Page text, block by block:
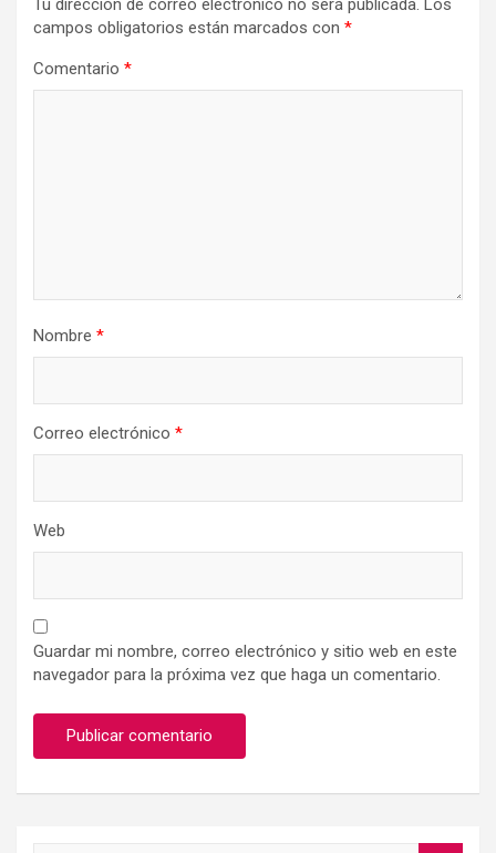
Tu dirección de correo electrónico no será publicada. Los
campos obligatorios están marcados con *
Comentario *
Nombre *
Correo electrónico *
Web
Guardar mi nombre, correo electrónico y sitio web en este
navegador para la próxima vez que haga un comentario.